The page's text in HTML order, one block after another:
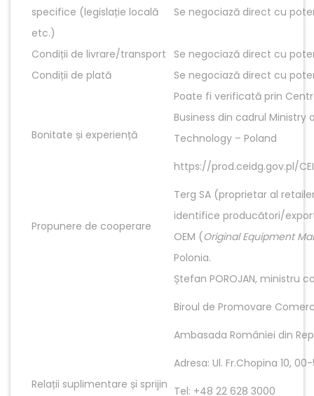
specifice (legislație locală
etc.)
Se negociază direct cu
Condiții de livrare/transport
Se negociază direct cu
Condiții de plată
Se negociază direct cu
Bonitate și experiență
Poate fi verificată prin
Business din cadrul
Technology – Poland
https://prod.ceidg.gov.pl/
Propunere de cooperare
Terg SA (proprietar al
identifice producători/
OEM (Original Equipment
Polonia.
Relații suplimentare și sprijin
Ștefan POROJAN, ministru
Biroul de Promovare
Ambasada României din
Adresa: Ul. Fr.Chopina 10,
Tel: +48 22 628 3000